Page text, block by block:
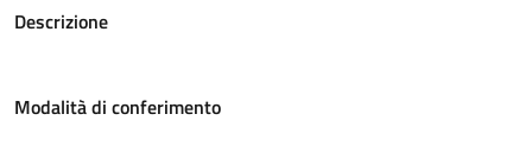
Descrizione
Modalità di conferimento